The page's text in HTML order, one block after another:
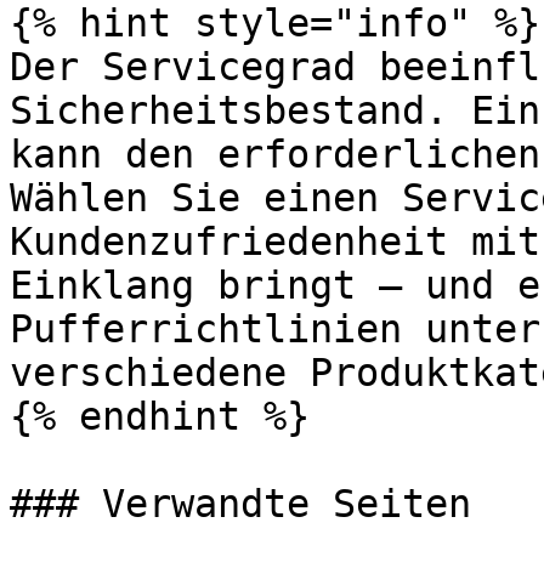
{% hint style="info" %}
Der Servicegrad
Sicherheitsbestand.
kann den
Wählen Sie einen
Kundenzufriedenheit
Einklang bringt — und
Pufferrichtlinien
verschiedene
{% endhint %}
### Verwandte Seiten